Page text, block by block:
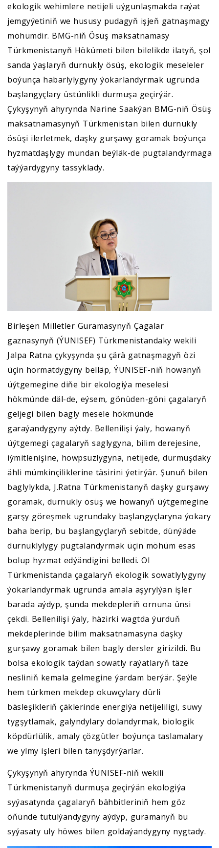
ekologik wehimlere netijeli uýgunlaşmakda raýat
jemgyýetiniň we hususy pudagyň işjeň gatnaşmagy
möhümdir. BMG-niň Ösüş maksatnamasy
Türkmenistanyň Hökümeti bilen bilelikde ilatyň, şol
sanda ýaşlaryň durnukly ösüş, ekologik meseleler
boýunça habarlylygyny ýokarlandyrmak ugrunda
başlangyçlary üstünlikli durmuşa geçirýär.
Çykyşynyň ahyrynda Narine Saakýan BMG-niň Ösüş
maksatnamasynyň Türkmenistan bilen durnukly
ösüşi ilerletmek, daşky gurşawy goramak boýunça
hyzmatdaşlygy mundan beýläk-de pugtalandyrmaga
taýýardygyny tassyklady.
Birleşen Milletler Guramasynyň Çagalar
gaznasynyň (ÝUNISEF) Türkmenistandaky wekili
Jalpa Ratna çykyşynda şu çärä gatnaşmagyň özi
üçin hormatdygyny belläp, ÝUNISEF-niň howanyň
üýtgemegine diňe bir ekologiýa meselesi
hökmünde däl-de, eýsem, gönüden-göni çagalaryň
geljegi bilen bagly mesele hökmünde
garaýandygyny aýtdy. Bellenilişi ýaly, howanyň
üýtgemegi çagalaryň saglygyna, bilim derejesine,
iýmitlenişine, howpsuzlygyna, netijede, durmuşdaky
ähli mümkinçiliklerine täsirini ýetirýär. Şunuň bilen
baglylykda, J.Ratna Türkmenistanyň daşky gurşawy
goramak, durnukly ösüş we howanyň üýtgemegine
garşy göreşmek ugrundaky başlangyçlaryna ýokary
baha berip, bu başlangyçlaryň sebitde, dünýäde
durnuklylygy pugtalandyrmak üçin möhüm esas
bolup hyzmat edýändigini belledi. Ol
Türkmenistanda çagalaryň ekologik sowatlylygyny
ýokarlandyrmak ugrunda amala aşyrylýan işler
barada aýdyp, şunda mekdepleriň ornuna ünsi
çekdi. Bellenilişi ýaly, häzirki wagtda ýurduň
mekdeplerinde bilim maksatnamasyna daşky
gurşawy goramak bilen bagly dersler girizildi. Bu
bolsa ekologik taýdan sowatly raýatlaryň täze
nesliniň kemala gelmegine ýardam berýär. Şeýle
hem türkmen mekdep okuwçylary dürli
bäsleşikleriň çäklerinde energiýa netijeliligi, suwy
tygşytlamak, galyndylary dolandyrmak, biologik
köpdürlülik, amaly çözgütler boýunça taslamalary
we ylmy işleri bilen tanyşdyrýarlar.
Çykyşynyň ahyrynda ÝUNISEF-niň wekili
Türkmenistanyň durmuşa geçirýän ekologiýa
syýasatynda çagalaryň bähbitleriniň hem göz
öňünde tutulýandygyny aýdyp, guramanyň bu
syýasaty uly höwes bilen goldaýandygyny nygtady.